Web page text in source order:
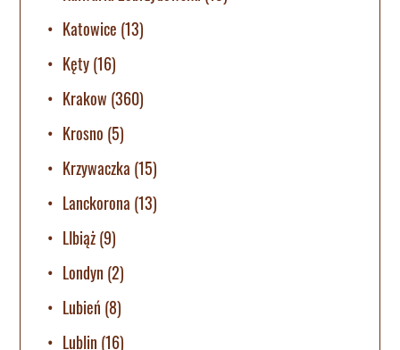
Katowice (13)
Kęty(16)
Krakow (360)
Krosno (5)
Krzywaczka (15)
Lanckorona (13)
LIbiąż(9)
Londyn (2)
Lubień (8)
Lublin (16)